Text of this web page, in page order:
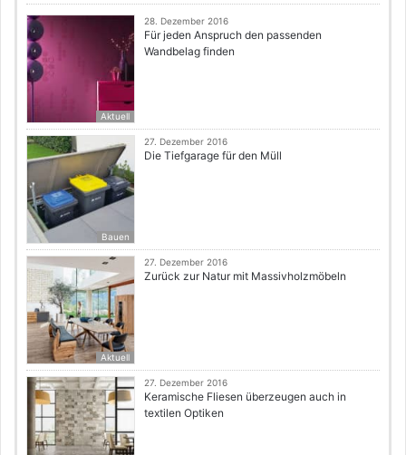
Aktuell
28. Dezember 2016
Für jeden Anspruch den passenden
Wandbelag finden
Bauen
27. Dezember 2016
Die Tiefgarage für den Müll
Aktuell
27. Dezember 2016
Zurück zur Natur mit Massivholzmöbeln
27. Dezember 2016
Keramische Fliesen überzeugen auch in
textilen Optiken